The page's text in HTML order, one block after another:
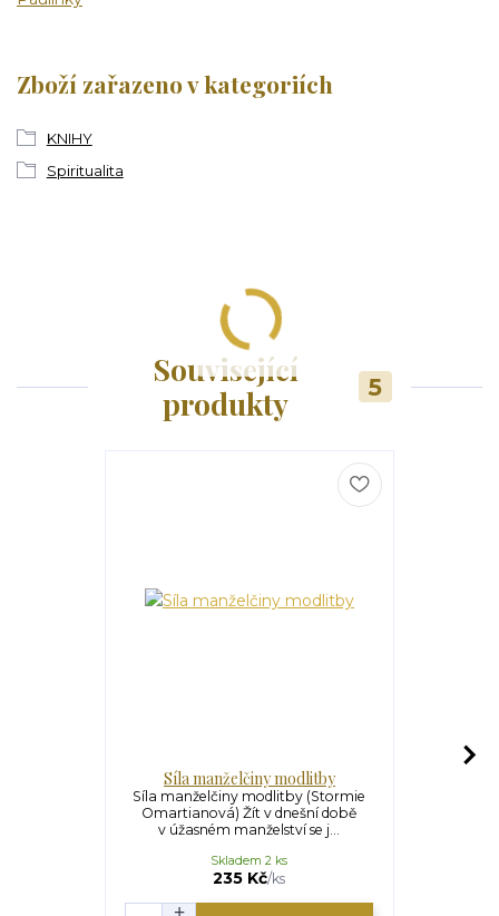
Zboží zařazeno v kategoriích
KNIHY
Spiritualita
Související
produkty
5
Síla manželčiny modlitby
Síla manželčiny modlitby (Stormie
Omartianová) Žít v dnešní době
v úžasném manželství se j...
235 Kč/ks
Skladem 2 ks